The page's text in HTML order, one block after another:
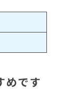
めです